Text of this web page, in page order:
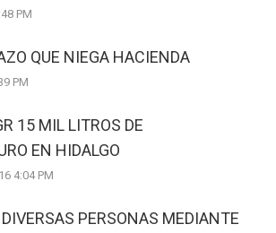
PM
QUE NIEGA HACIENDA
PM
15 MIL LITROS DE
EN HIDALGO
4:04 PM
PERSONAS MEDIANTE